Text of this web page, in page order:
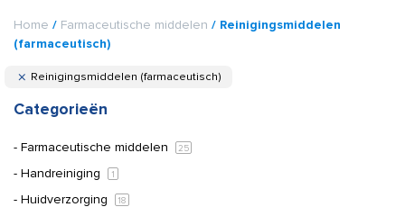
Home / Farmaceutische middelen / Reinigingsmiddelen
(farmaceutisch)
Reinigingsmiddelen (farmaceutisch)
Categorieën
Farmaceutische middelen 25
Handreiniging 1
Huidverzorging 18